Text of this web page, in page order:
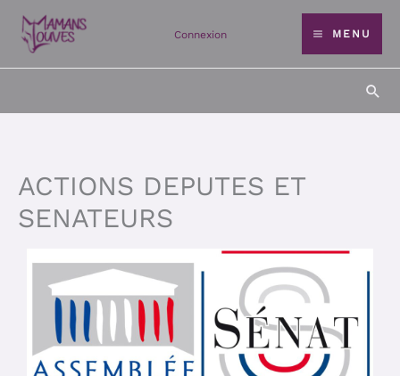
Aller
contenu
Connexion MENU
ACTIONS DEPUTES ET
SENATEURS